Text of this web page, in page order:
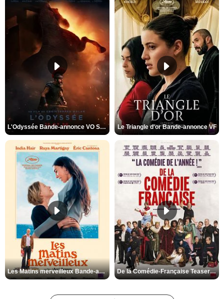
L'Odyssée Bande-annonce VO STFR Le Triangle d'or Bande-annonce VF
Les Matins merveilleux Bande-annonce VF De la Comédie-Française Teaser VF